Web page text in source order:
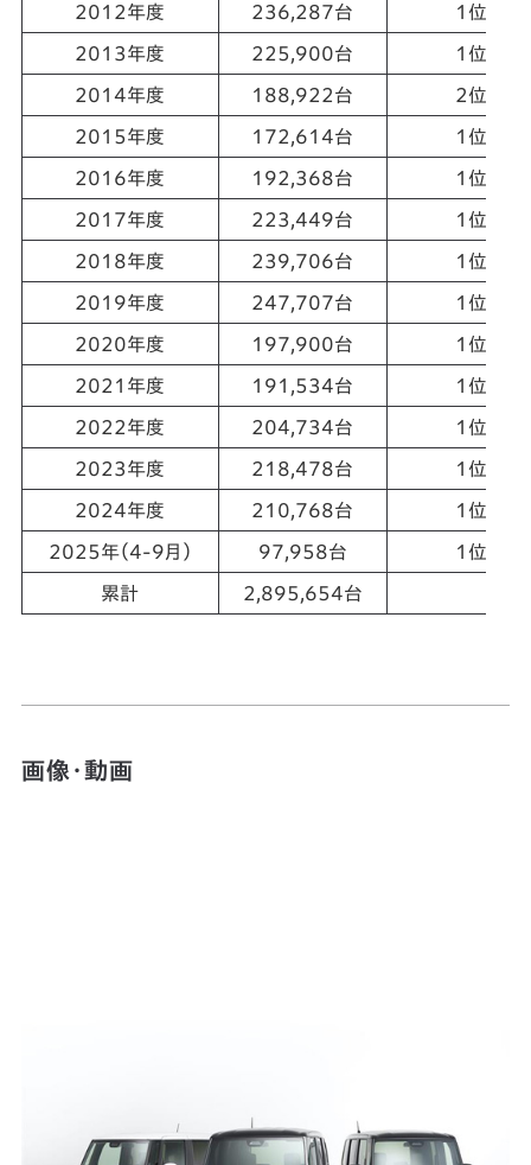
2012年度 236,287台 1位
2013年度 225,900台 1位
2014年度 188,922台 2位
2015年度 172,614台 1位
2016年度 192,368台 1位
2017年度 223,449台 1位
2018年度 239,706台 1位
2019年度 247,707台 1位
2020年度 197,900台 1位
2021年度 191,534台 1位
2022年度 204,734台 1位
2023年度 218,478台 1位
2024年度 210,768台 1位
2025年（4-9月） 97,958台 1位
累計 2,895,654台
画像・動画